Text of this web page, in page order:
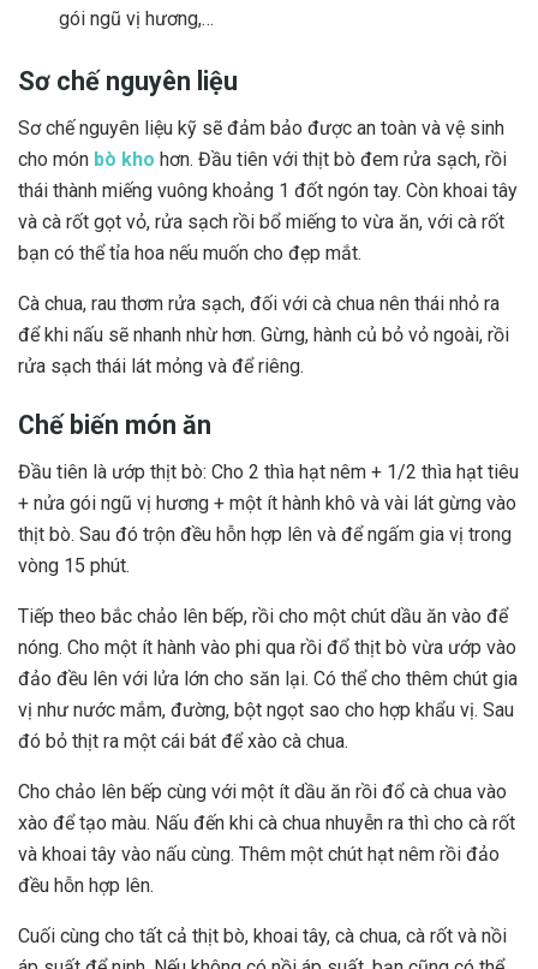
gói ngũ vị hương,…
Sơ chế nguyên liệu
Sơ chế nguyên liệu kỹ sẽ đảm bảo được an toàn và vệ sinh
cho món bò kho hơn. Đầu tiên với thịt bò đem rửa sạch, rồi
thái thành miếng vuông khoảng 1 đốt ngón tay. Còn khoai tây
và cà rốt gọt vỏ, rửa sạch rồi bổ miếng to vừa ăn, với cà rốt
bạn có thể tỉa hoa nếu muốn cho đẹp mắt.
Cà chua, rau thơm rửa sạch, đối với cà chua nên thái nhỏ ra
để khi nấu sẽ nhanh nhừ hơn. Gừng, hành củ bỏ vỏ ngoài, rồi
rửa sạch thái lát mỏng và để riêng.
Chế biến món ăn
Đầu tiên là ướp thịt bò: Cho 2 thìa hạt nêm + 1/2 thìa hạt tiêu
+ nửa gói ngũ vị hương + một ít hành khô và vài lát gừng vào
thịt bò. Sau đó trộn đều hỗn hợp lên và để ngấm gia vị trong
vòng 15 phút.
Tiếp theo bắc chảo lên bếp, rồi cho một chút dầu ăn vào để
nóng. Cho một ít hành vào phi qua rồi đổ thịt bò vừa ướp vào
đảo đều lên với lửa lớn cho săn lại. Có thể cho thêm chút gia
vị như nước mắm, đường, bột ngọt sao cho hợp khẩu vị. Sau
đó bỏ thịt ra một cái bát để xào cà chua.
Cho chảo lên bếp cùng với một ít dầu ăn rồi đổ cà chua vào
xào để tạo màu. Nấu đến khi cà chua nhuyễn ra thì cho cà rốt
và khoai tây vào nấu cùng. Thêm một chút hạt nêm rồi đảo
đều hỗn hợp lên.
Cuối cùng cho tất cả thịt bò, khoai tây, cà chua, cà rốt và nồi